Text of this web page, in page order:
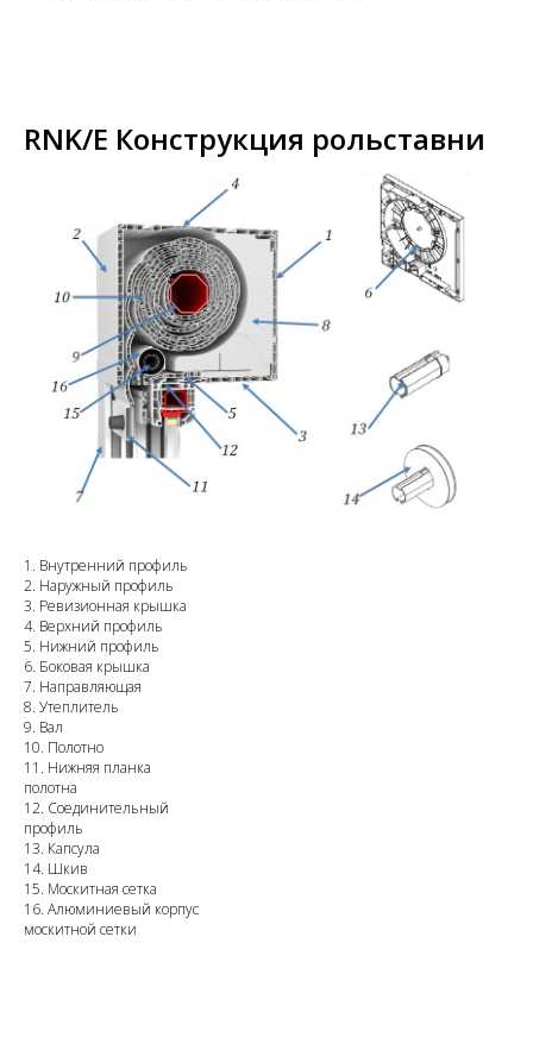
RNK/E Конструкция рольставни
1. Внутренний профиль
2. Наружный профиль
3. Ревизионная крышка
4. Верхний профиль
5. Нижний профиль
6. Боковая крышка
7. Направляющая
8. Утеплитель
9. Вал
10. Полотно
11. Нижняя планка
полотна
12. Соединительный
профиль
13. Капсула
14. Шкив
15. Москитная сетка
16. Алюминиевый корпус
москитной сетки